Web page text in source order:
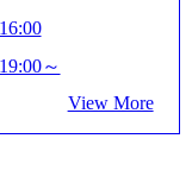
a85a-8649e1c532f9
our-vision-producti
9ffc-4f
202505021528
のFinTech Ranki
技術と対話を通じ
ることを目指し
Vision:夢を未来
体需要は世界中で
装置の需要も伸長
～
View More